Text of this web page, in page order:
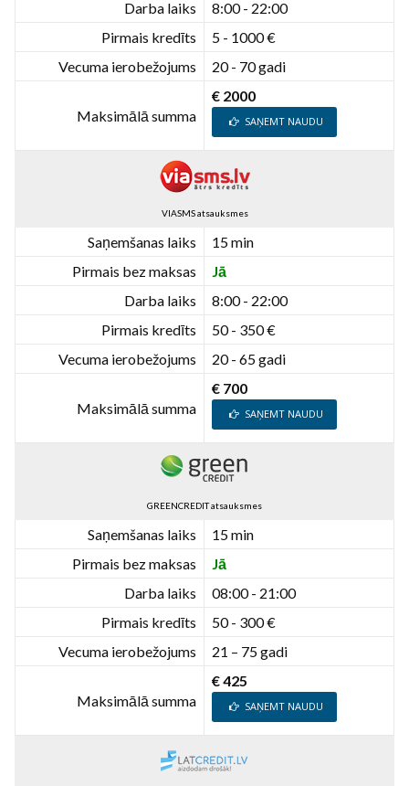
Darba laiks
8:00 - 22:00
Pirmais kredīts
5 - 1000 €
Vecuma ierobežojums
20 - 70 gadi
Maksimālā summa
€ 2000
SAŅEMT NAUDU
VIASMS atsauksmes
Saņemšanas laiks
15 min
Pirmais bez maksas
Jā
Darba laiks
8:00 - 22:00
Pirmais kredīts
50 - 350 €
Vecuma ierobežojums
20 - 65 gadi
Maksimālā summa
€ 700
SAŅEMT NAUDU
GREENCREDIT atsauksmes
Saņemšanas laiks
15 min
Pirmais bez maksas
Jā
Darba laiks
08:00 - 21:00
Pirmais kredīts
50 - 300 €
Vecuma ierobežojums
21 – 75 gadi
Maksimālā summa
€ 425
SAŅEMT NAUDU